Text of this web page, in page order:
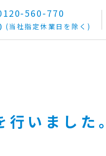
560-770
(当社指定休業日を除く)
いました。